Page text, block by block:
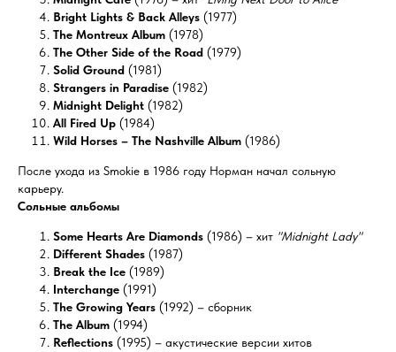
Bright Lights & Back Alleys (1977)
The Montreux Album (1978)
The Other Side of the Road (1979)
Solid Ground (1981)
Strangers in Paradise (1982)
Midnight Delight (1982)
All Fired Up (1984)
Wild Horses – The Nashville Album (1986)
После ухода из Smokie в 1986 году Норман начал сольную
карьеру.
Сольные альбомы
Some Hearts Are Diamonds (1986) – хит "Midnight Lady"
Different Shades (1987)
Break the Ice (1989)
Interchange (1991)
The Growing Years (1992) – сборник
The Album (1994)
Reflections (1995) – акустические версии хитов